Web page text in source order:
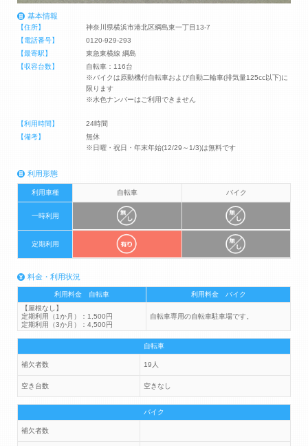
基本情報
【住所】
神奈川県横浜市港北区綱島東一丁目13-7
【電話番号】
0120-929-293
【最寄駅】
東急東横線 綱島
【収容台数】
自転車：116台
※バイクは原動機付自転車および自動二輪車(排気量125cc以下)に
限ります
※水色ナンバーはご利用できません
【利用時間】
24時間
【備考】
無休
※日曜・祝日・年末年始(12/29～1/3)は無料です
利用形態
利用車種 自転車 バイク
一時利用
定期利用
料金・利用状況
利用料金 自転車
利用料金 バイク
【屋根なし】
定期利用（1か月）：1,500円
定期利用（3か月）：4,500円
自転車専用の自転車駐車場です。
自転車
補欠者数 19人
空き台数 空きなし
バイク
補欠者数